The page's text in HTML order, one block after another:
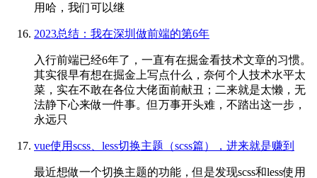
用哈，我们可以继
2023总结：我在深圳做前端的第6年
入行前端已经6年了，一直有在掘金看技术文章的习惯。
其实很早有想在掘金上写点什么，奈何个人技术水平太
菜，实在不敢在各位大佬面前献丑；二来就是太懒，无
法静下心来做一件事。但万事开头难，不踏出这一步，
永远只
vue使用scss、less切换主题（scss篇），进来就是赚到
最近想做一个切换主题的功能，但是发现scss和less使用